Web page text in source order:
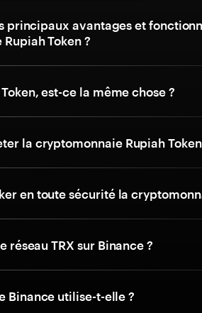
principaux avantages et
Token ?
est-ce la même chose ?
la cryptomonnaie Rupiah
en toute sécurité la
réseau TRX sur Binance ?
Binance utilise-t-elle ?